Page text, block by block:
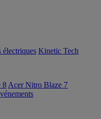
électriques Kinetic Tech
8 Acer Nitro Blaze 7